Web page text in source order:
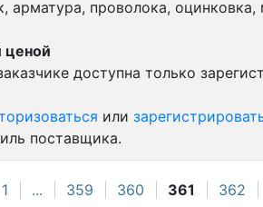
1 ... 359 360 361 362
арматура, проволока, оцинковка,
ценой
доступна только
или
поставщика.